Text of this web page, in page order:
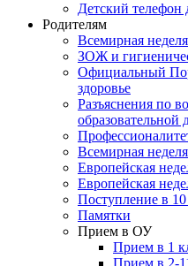
Детский телефон
Родителям
Всемирная
ЗОЖ и
Официальный
здоровье
Разъяснения по
образовательной
Всемирная
Европейская
Европейская
Поступление в 10
Памятки
Прием в ОУ
Прием в 1